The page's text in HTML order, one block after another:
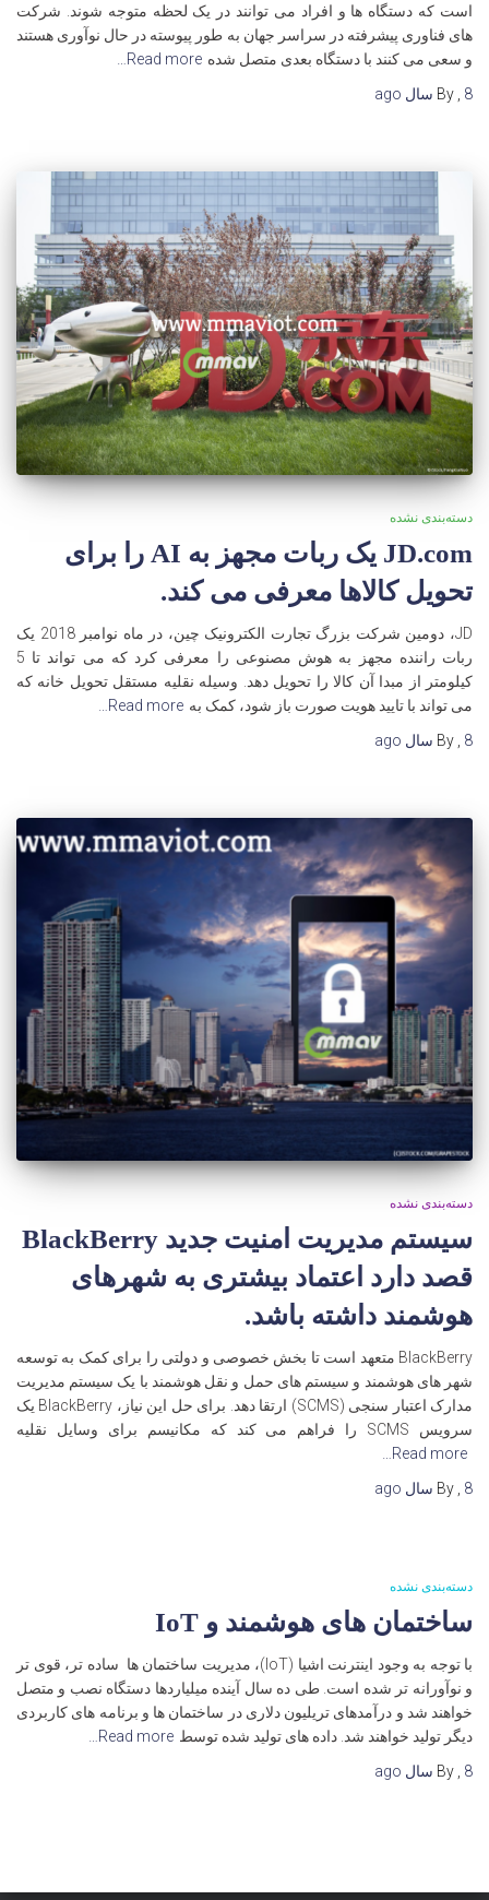
است که دستگاه ها و افراد می توانند در یک لحظه متوجه شوند. شرکت
های فناوری پیشرفته در سراسر جهان به طور پیوسته در حال نوآوری هستند
و سعی می کنند با دستگاه بعدی متصل شده Read more…
By
8 سال
دسته‌بندی نشده
JD.com یک ربات مجهز به AI را برای
تحویل کالاها معرفی می کند.
JD، دومین شرکت بزرگ تجارت الکترونیک چین، در ماه نوامبر 2018 یک
ربات راننده مجهز به هوش مصنوعی را معرفی کرد که می تواند تا 5
کیلومتر از مبدا آن کالا را تحویل دهد. وسیله نقلیه مستقل تحویل خانه که
می تواند با تایید هویت صورت باز شود، کمک به Read more…
By , 8 سال
دسته‌بندی نشده
سیستم مدیریت امنیت جدید BlackBerry
قصد دارد اعتماد بیشتری به شهرهای
هوشمند داشته باشد.
BlackBerry متعهد است تا بخش خصوصی و دولتی را برای کمک به توسعه
شهر های هوشمند و سیستم های حمل و نقل هوشمند با یک سیستم مدیریت
مدارک اعتبار سنجی (SCMS) ارتقا دهد. برای حل این نیاز، BlackBerry یک
سرویس SCMS را فراهم می کند که مکانیسم برای وسایل نقلیه
Read more…
By
8 سال
دسته‌بندی نشده
ساختمان های هوشمند و IoT
با توجه به وجود اینترنت اشیا (IoT)، مدیریت ساختمان ها ساده تر، قوی تر
و نوآورانه تر شده است. طی ده سال آینده میلیاردها دستگاه نصب و متصل
خواهند شد و درآمدهای تریلیون دلاری در ساختمان ها و برنامه های کاربردی
دیگر تولید خواهند شد. داده های تولید شده توسط Read more…
By
8 سال